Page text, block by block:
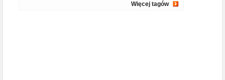
Więcej tagów